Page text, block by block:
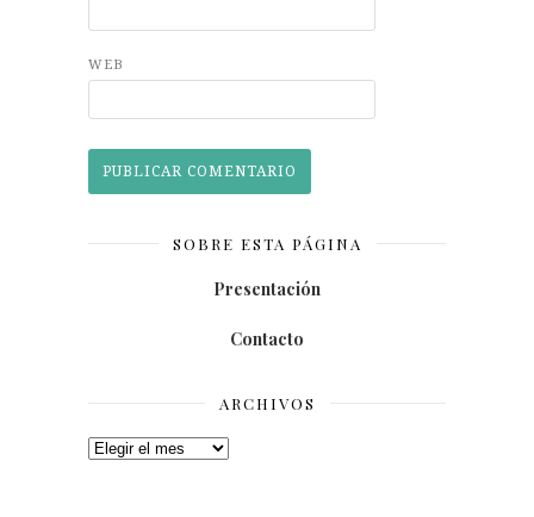
WEB
SOBRE ESTA PÁGINA
Presentación
Contacto
ARCHIVOS
Archivos